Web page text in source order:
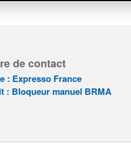
de contact
: Expresso France
: Bloqueur manuel BRMA